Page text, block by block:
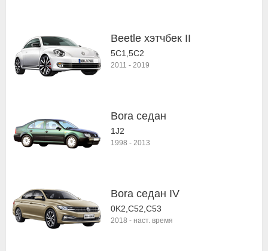
Beetle хэтчбек II
5C1,5C2
2011 - 2019
Bora седан
1J2
1998 - 2013
Bora седан IV
0K2,C52,C53
2018 - наст. время